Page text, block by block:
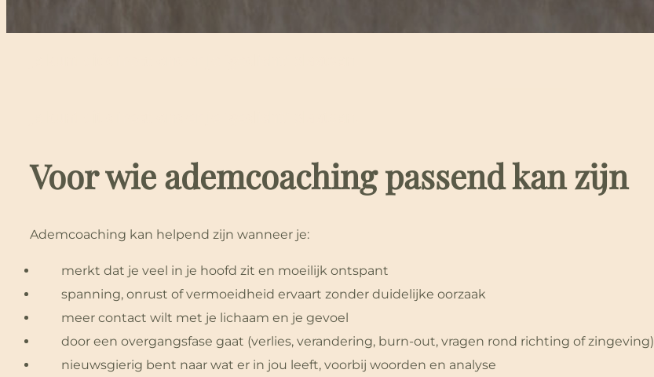
Voor wie ademcoaching passend kan zijn
Ademcoaching kan helpend zijn wanneer je:
merkt dat je veel in je hoofd zit en moeilijk ontspant
spanning, onrust of vermoeidheid ervaart zonder duidelijke oorzaak
meer contact wilt met je lichaam en je gevoel
door een overgangsfase gaat (verlies, verandering, burn-out, vragen rond richting of zingeving)
nieuwsgierig bent naar wat er in jou leeft, voorbij woorden en analyse